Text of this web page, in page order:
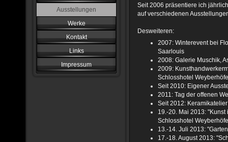
Ausstellungen
Werke
Kontakt
Links
Impressum
Seit 2006 präsentiere ich
auf verschiedenen
Desweiteren:
2007: Winterevent bei
Saarlouis
2008: Galerie Muschik,
2009:
Schlosshotel
Seit 2010: Eigener
2011: Tag der offenen
Seit 2012:
19.-20. Mai 2013:
Schlosshotel
13.-14. Juli 2013:
17.-18. August 2013: